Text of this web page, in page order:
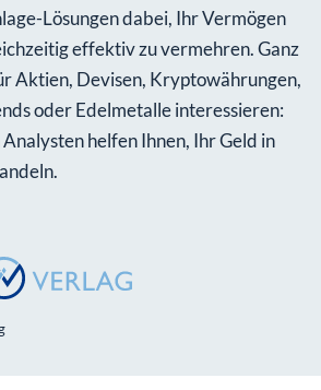
Lösungen dabei, Ihr Vermögen
effektiv zu vermehren. Ganz
Aktien, Devisen, Kryptowährungen,
oder Edelmetalle interessieren:
helfen Ihnen, Ihr Geld in